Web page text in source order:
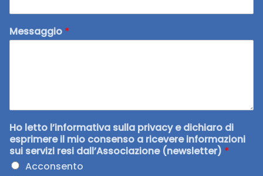
Messaggio *
Ho letto l’informativa sulla privacy e dichiaro di
esprimere il mio consenso a ricevere informazioni
sui servizi resi dall’Associazione (newsletter) *
Acconsento